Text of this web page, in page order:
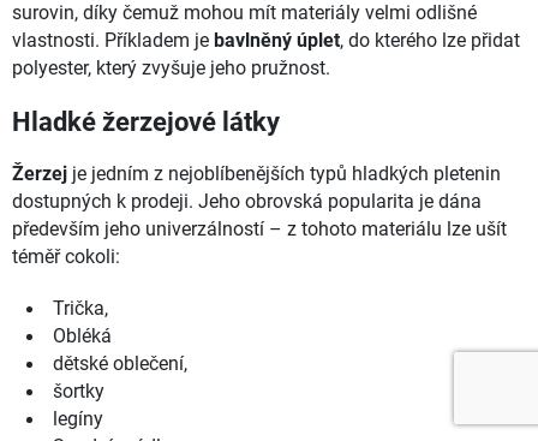
surovin, díky čemuž mohou mít materiály velmi odlišné
vlastnosti. Příkladem je bavlněný úplet, do kterého lze přidat
polyester, který zvyšuje jeho pružnost.
Hladké žerzejové látky
Žerzej je jedním z nejoblíbenějších typů hladkých pletenin
dostupných k prodeji. Jeho obrovská popularita je dána
především jeho univerzálností – z tohoto materiálu lze ušít
téměř cokoli:
Trička,
Obléká
dětské oblečení,
šortky
legíny